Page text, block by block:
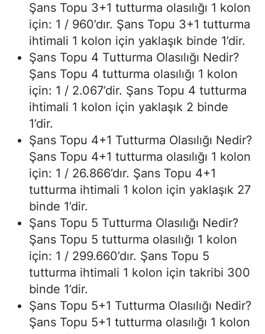
Şans Topu 3+1 tutturma olasılığı 1 kolon
için: 1 / 960’dır. Şans Topu 3+1 tutturma
ihtimali 1 kolon için yaklaşık binde 1’dir.
Şans Topu 4 Tutturma Olasılığı Nedir?
Şans Topu 4 tutturma olasılığı 1 kolon
için: 1 / 2.067’dir. Şans Topu 4 tutturma
ihtimali 1 kolon için yaklaşık 2 binde
1’dir.
Şans Topu 4+1 Tutturma Olasılığı Nedir?
Şans Topu 4+1 tutturma olasılığı 1 kolon
için: 1 / 26.866’dır. Şans Topu 4+1
tutturma ihtimali 1 kolon için yaklaşık 27
binde 1’dir.
Şans Topu 5 Tutturma Olasılığı Nedir?
Şans Topu 5 tutturma olasılığı 1 kolon
için: 1 / 299.660’dır. Şans Topu 5
tutturma ihtimali 1 kolon için takribi 300
binde 1’dir.
Şans Topu 5+1 Tutturma Olasılığı Nedir?
Şans Topu 5+1 tutturma olasılığı 1 kolon